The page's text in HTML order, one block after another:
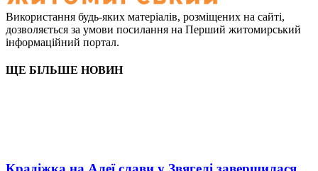
Використання будь-яких матеріалів, розміщених на сайті,
дозволяється за умови посилання на Перший житомирський
інформаційний портал.
ЩЕ БІЛЬШЕ НОВИН